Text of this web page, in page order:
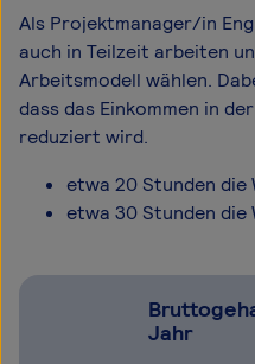
Als Projektmanager/in
auch in Teilzeit arbeiten
Arbeitsmodell wählen.
dass das Einkommen in
reduziert wird.
etwa 20 Stunden die
etwa 30 Stunden die
Jahr